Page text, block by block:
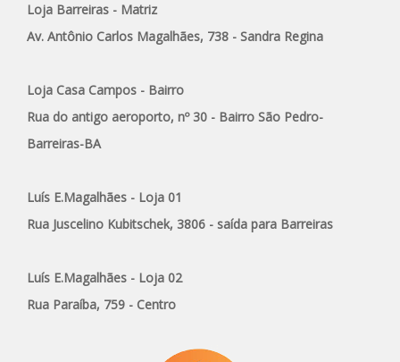
Loja Barreiras - Matriz
Av. Antônio Carlos Magalhães, 738 - Sandra Regina
Loja Casa Campos - Bairro
Rua do antigo aeroporto, nº 30 - Bairro São Pedro-
Barreiras-BA
Luís E.Magalhães - Loja 01
Rua Juscelino Kubitschek, 3806 - saída para Barreiras
Luís E.Magalhães - Loja 02
Rua Paraíba, 759 - Centro